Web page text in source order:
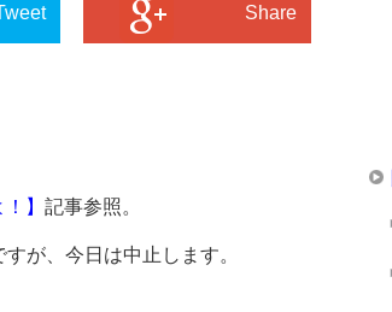
Share
】 記事参照。
が、今日は中止します。